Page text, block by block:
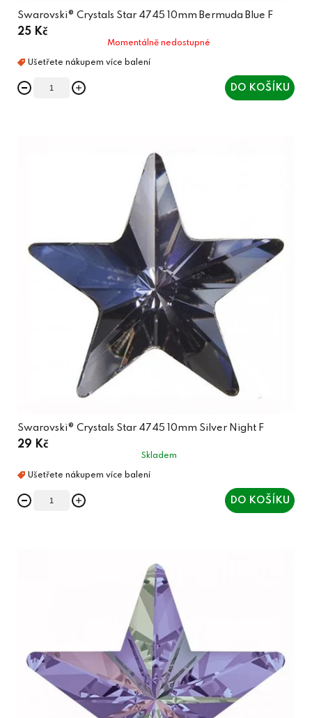
Swarovski® Crystals Star 4745 10mm Bermuda Blue F
25 Kč
Momentálně nedostupné
DO KOŠÍKU
Swarovski® Crystals Star 4745 10mm Silver Night F
29 Kč
Skladem
DO KOŠÍKU